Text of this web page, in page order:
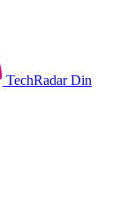
TechRadar Din